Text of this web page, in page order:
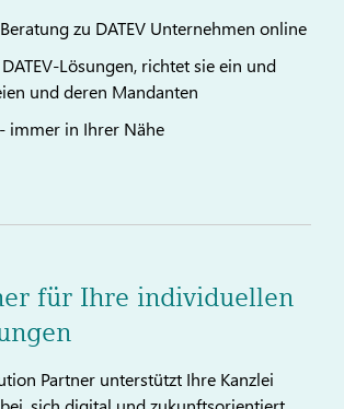
zu DATEV Unternehmen online
Lösungen, richtet sie ein und
und deren Mandanten
immer in Ihrer Nähe
für Ihre individuellen
Partner unterstützt Ihre Kanzlei